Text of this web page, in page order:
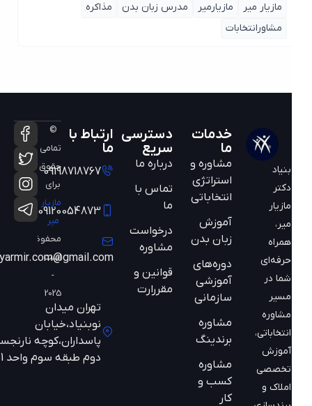
مازیار میر
مازیارمیر مدرس زبان بدن
مذاکره
مشاورانتخابات
مازیار
همراه
حرفه‌ای
شما در
مسیر
مشاوره
انتخاباتی،
آموزش
تخصصی
املاک و
خدمات
مشاوره و
استراتژی
انتخاباتی
آموزش
زبان بدن
دوره‌های
آموزشی
سازمانی
مشاوره
برندینگ
مشاوره
کسب و
دسترسی
سریع
درباره ما
تماس با
ما
درخواست
مشاوره
قوانین و
مقررارت
ارتباط با
09198718767
09120054873
mazyarmir.com@gmail.com
تهران میدان
نوبنیاد،خیابان
پاسداران،کوچه نارنجستان
دوم طبقه سوم واحد 301
©
تمامی
حقوق
محفوظ
است